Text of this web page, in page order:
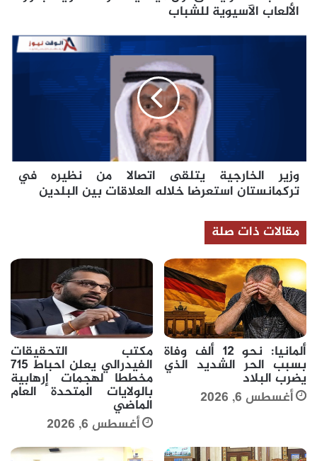
للشباب
الألعاب الآسيوية للشباب
وزير
استعرضا
خلاله
العلاقات
البلدين
وزير الخارجية يتلقى اتصالا من نظيره في
تركمانستان استعرضا خلاله العلاقات بين البلدين
مقالات ذات صلة
ألمانيا: نحو 12 ألف وفاة
بسبب الحر الشديد الذي
يضرب البلاد
أغسطس 6, 2026
مكتب التحقيقات
الفيدرالي يعلن احباط 715
مخططا لهجمات إرهابية
بالولايات المتحدة العام
الماضي
أغسطس 6, 2026